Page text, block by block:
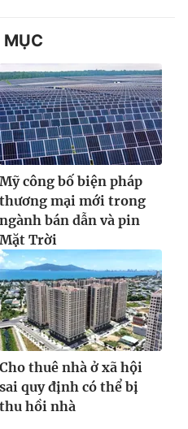
nếu không có sự chấp
VTV.vn khi phát hành lại
MỤC
Mỹ công bố biện pháp
thương mại mới trong
ngành bán dẫn và pin
Mặt Trời
Cho thuê nhà ở xã hội
sai quy định có thể bị
thu hồi nhà